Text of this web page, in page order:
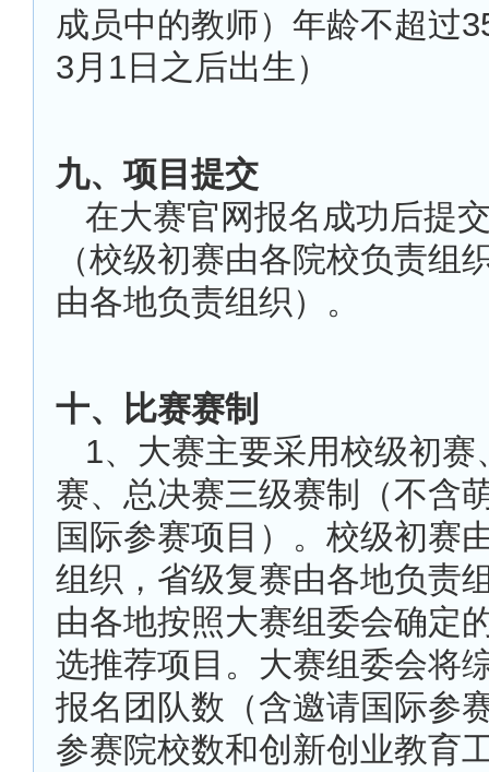
成员中的教师）年龄不超过
3月1日之后出生）
九、项目提交
在大赛官网报名成功后提
（校级初赛由各院校负责组
由各地负责组织）。
十、比赛赛制
1、大赛主要采用校级初赛
赛、总决赛三级赛制（不含
国际参赛项目）。校级初赛
组织，省级复赛由各地负责
由各地按照大赛组委会确定
选推荐项目。大赛组委会将
报名团队数（含邀请国际参
参赛院校数和创新创业教育